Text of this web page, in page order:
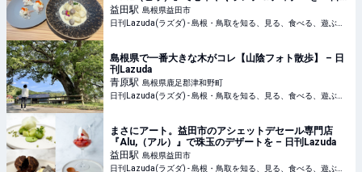
Lazuda
益田駅 島根県益田市
島根県で一番大きな木がコレ【山陰フォト散歩】 – 日
刊Lazuda
青原駅 島根県鹿足郡津和野町
まさにアート。益田市のアシェットデセール専門店
『Alu,（アル）』で珠玉のデザートを – 日刊Lazuda
益田駅 島根県益田市